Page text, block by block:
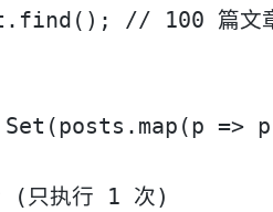
find (); // 100 篇文
Set (posts. map (p =>
(只执行 1 次)